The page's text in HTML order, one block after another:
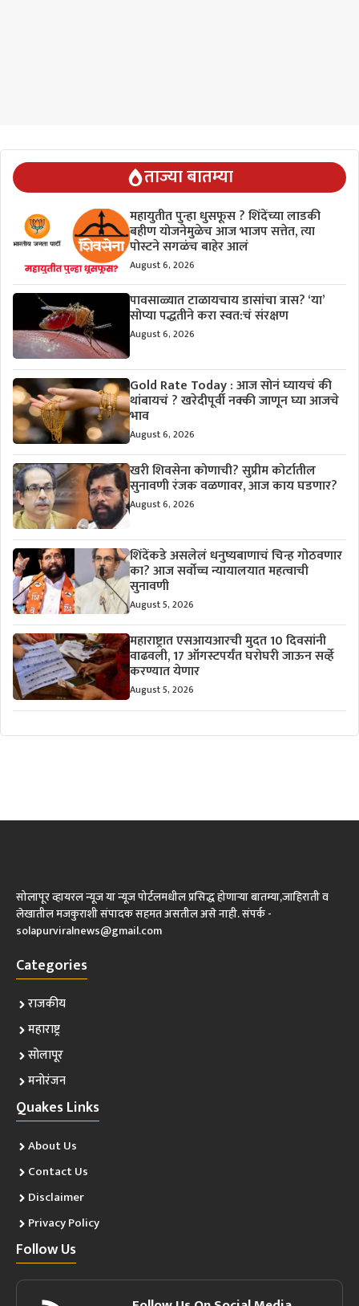
ताज्या बातम्या
महायुतीत पुन्हा धुसफूस ? शिंदेंच्या लाडकी
बहीण योजनेमुळेच आज भाजप सत्तेत, त्या
पोस्टने सगळंच बाहेर आलं
August 6, 2026
पावसाळ्यात टाळायचाय डासांचा त्रास? ‘या’
सोप्या पद्धतीने करा स्वत:चं संरक्षण
August 6, 2026
Gold Rate Today : आज सोनं घ्यायचं की
थांबायचं ? खरेदीपूर्वी नक्की जाणून घ्या आजचे
भाव
August 6, 2026
खरी शिवसेना कोणाची? सुप्रीम कोर्टातील
सुनावणी रंजक वळणावर, आज काय घडणार?
August 6, 2026
शिंदेंकडे असलेलं धनुष्यबाणाचं चिन्ह गोठवणार
का? आज सर्वोच्च न्यायालयात महत्वाची
सुनावणी
August 5, 2026
महाराष्ट्रात एसआयआरची मुदत 10 दिवसांनी
वाढवली, 17 ऑगस्टपर्यंत घरोघरी जाऊन सर्व्हे
करण्यात येणार
August 5, 2026
सोलापूर व्हायरल न्यूज या न्यूज पोर्टलमधील प्रसिद्ध होणाऱ्या बातम्या,जाहिराती व
लेखातील मजकुराशी संपादक सहमत असतील असे नाही. संपर्क -
solapurviralnews@gmail.com
Categories
राजकीय
महाराष्ट्र
सोलापूर
मनोरंजन
Quakes Links
About Us
Contact Us
Disclaimer
Privacy Policy
Follow Us